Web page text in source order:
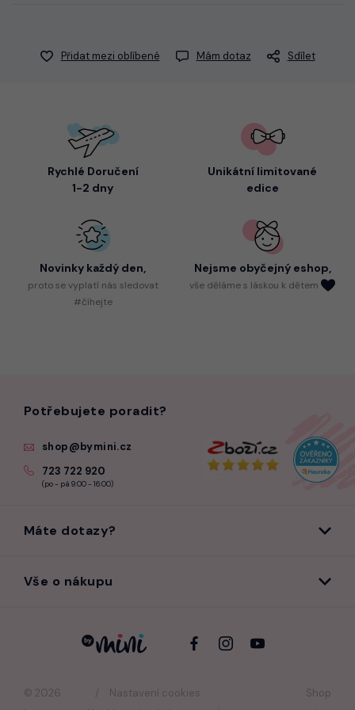
Přidat mezi oblíbené Mám dotaz Sdílet
Rychlé Doručení
1-2 dny
Unikátní limitované
edice
Novinky každý den,
protose vyplatí nás sledovat
#číhejte
Nejsme obyčejný eshop,
vše děláme s láskou k dětem
© 2026
Nastavení cookies
Shop
Potřebujete poradit?
shop@bymini.cz
723 722 920
(po - pá 9:00 - 16:00)
Máte dotazy?
Vše o nákupu